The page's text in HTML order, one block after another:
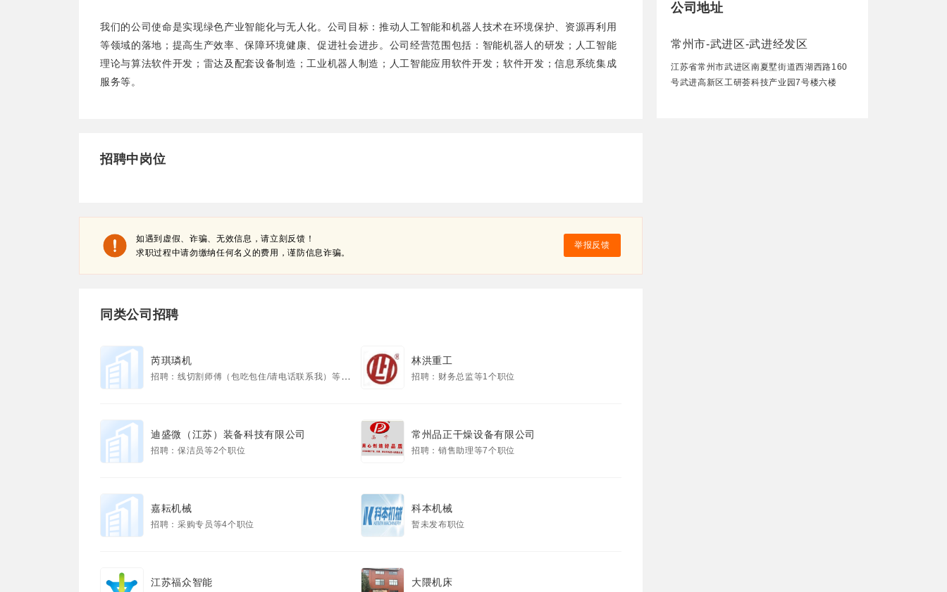
我们的公司使命是实现绿色产业智能化与无人化。公司目标：推动人工智能和机器人技术在环境保护、资源再利用
等领域的落地；提高生产效率、保障环境健康、促进社会进步。公司经营范围包括：智能机器人的研发；人工智能
理论与算法软件开发；雷达及配套设备制造；工业机器人制造；人工智能应用软件开发；软件开发；信息系统集成
服务等。
招聘中岗位
举报反馈
如遇到虚假、诈骗、无效信息，请立刻反馈！
求职过程中请勿缴纳任何名义的费用，谨防信息诈骗。
同类公司招聘
芮琪璘机
招聘：线切割师傅（包吃包住/请电话联系我）等2个职位
林洪重工
招聘：财务总监等1个职位
迪盛微（江苏）装备科技有限公司
招聘：保洁员等2个职位
常州品正干燥设备有限公司
招聘：销售助理等7个职位
嘉耘机械
招聘：采购专员等4个职位
科本机械
暂未发布职位
江苏福众智能 大隈机床
公司地址
常州市-武进区-武进经发区
江苏省常州市武进区南夏墅街道西湖西路160
号武进高新区工研荟科技产业园7号楼六楼